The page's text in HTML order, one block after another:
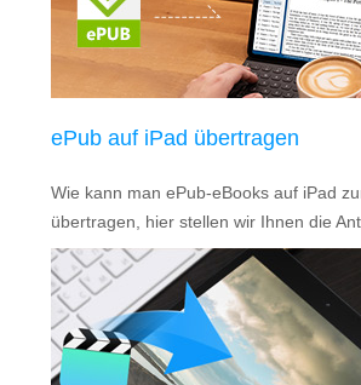
ePub auf iPad übertragen
Wie kann man ePub-eBooks auf iPad
übertragen, hier stellen wir Ihnen die